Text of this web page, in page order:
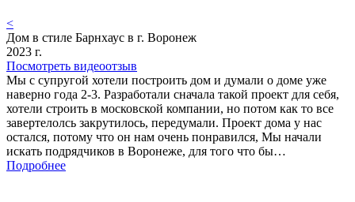
<
Дом в стиле Барнхаус в г. Воронеж
2023 г.
Посмотреть видеоотзыв
Мы с супругой хотели построить дом и думали о доме уже
наверно года 2-3. Разработали сначала такой проект для себя,
хотели строить в московской компании, но потом как то все
завертелолсь закрутилось, передумали. Проект дома у нас
остался, потому что он нам очень понравился, Мы начали
искать подрядчиков в Воронеже, для того что бы…
Подробнее